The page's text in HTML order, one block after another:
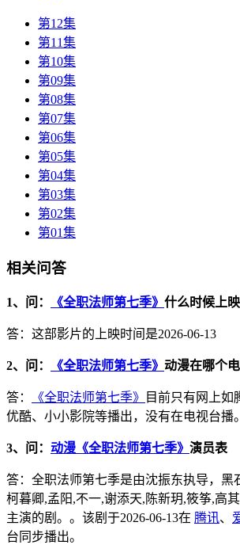
第12集
第11集
第10集
第09集
第08集
第07集
第06集
第05集
第04集
第03集
第02集
第01集
相关问答
1、问： 《全职法师第七季》 什么时候上映
答：这部影片的上映时间是2026-06-13
2、问： 《全职法师第七季》 动漫在哪个电
答： 《全职法师第七季》
目前只有网上如
优酷、小小影院等播出，没有在电视台播。
3、问： 动漫《全职法师第七季》 演员表
答：全职法师第七季是由沈振东执导，黑
柯暮卿,孟阳,不一,谢添天,陈新玥,筱筝,高
主演的剧。。该剧于2026-06-13在 腾讯、
台同步播出。